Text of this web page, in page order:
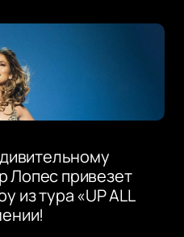
привезет
из тура «UP ALL